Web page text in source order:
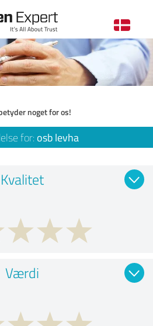
noget for os!
for: osb levha
Kvalitet
Værdi